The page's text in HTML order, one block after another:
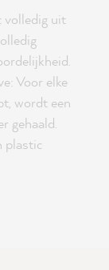
volledig uit
Voor elke
wordt een
gehaald.
plastic